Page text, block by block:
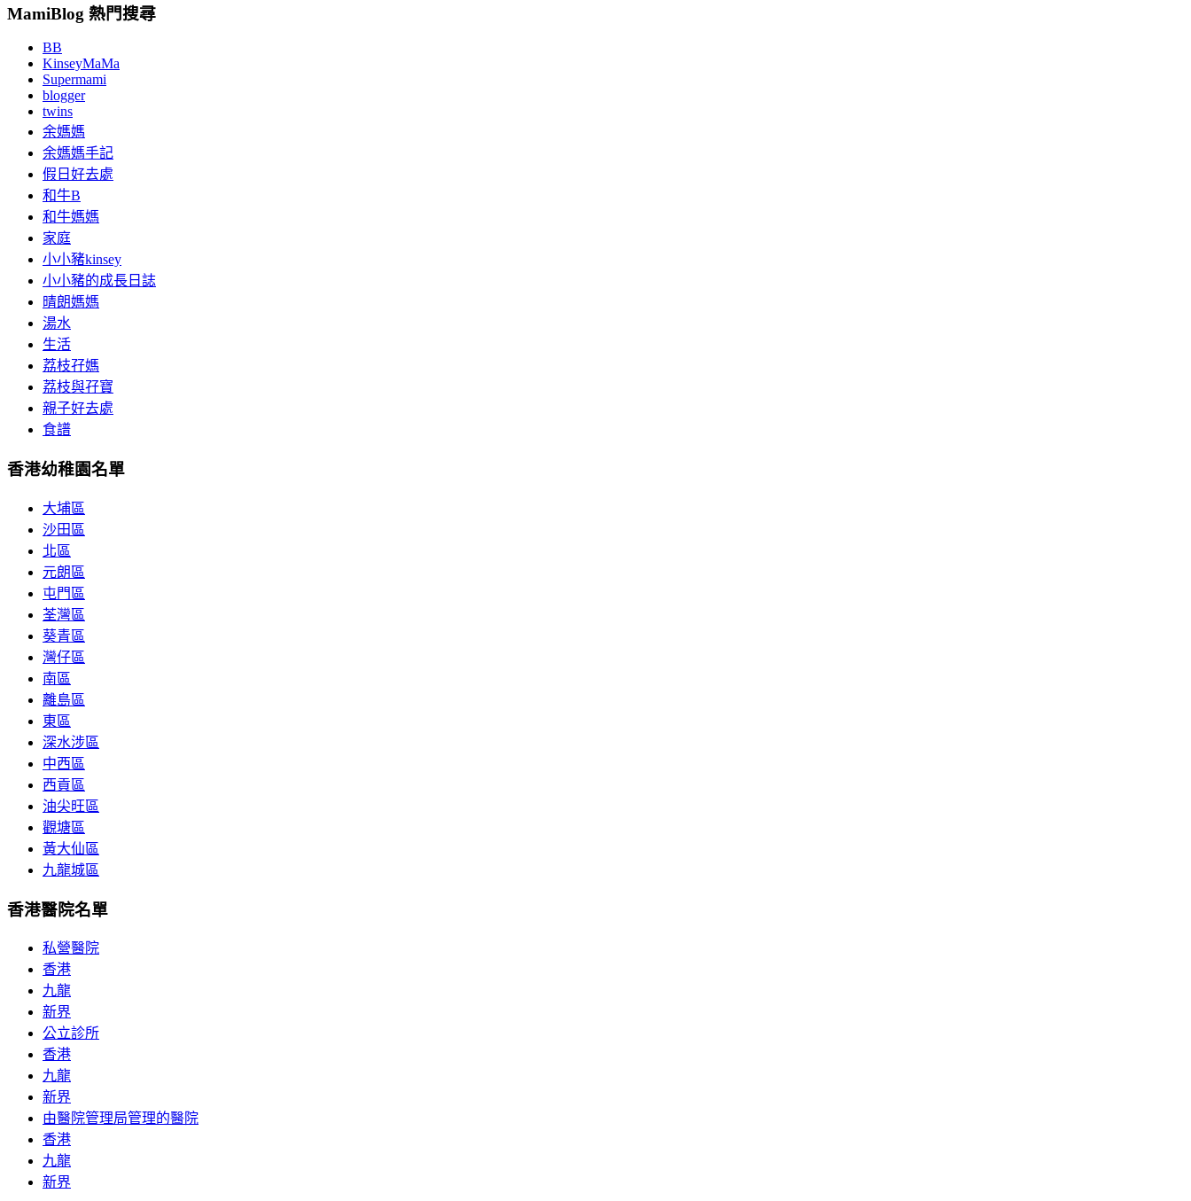
MamiBlog 熱門搜尋
BB
KinseyMaMa
Supermami
blogger
twins
余媽媽
余媽媽手記
假日好去處
和牛B
和牛媽媽
家庭
小小豬kinsey
小小豬的成長日誌
晴朗媽媽
湯水
生活
荔枝孖媽
荔枝與孖寶
親子好去處
食譜
香港幼稚園名單
大埔區
沙田區
北區
元朗區
屯門區
荃灣區
葵青區
灣仔區
南區
離島區
東區
深水涉區
中西區
西貢區
油尖旺區
觀塘區
黃大仙區
九龍城區
香港醫院名單
私營醫院
香港
九龍
新界
公立診所
香港
九龍
新界
由醫院管理局管理的醫院
香港
九龍
新界